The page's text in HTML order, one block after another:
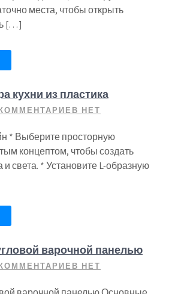
места, чтобы открыть
[…]
кухни из пластика
НЕТ
* Выберите просторную
концептом, чтобы создать
света. * Установите L-образную
варочной панелью
НЕТ